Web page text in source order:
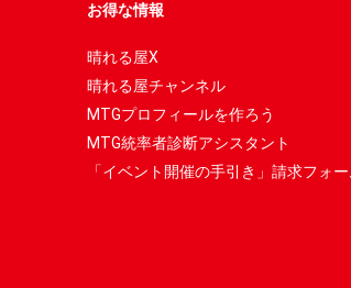
お得な情報
晴れる屋X
晴れる屋チャンネル
MTGプロフィールを作ろう
MTG統率者診断アシスタント
「イベント開催の手引き」請求フォ